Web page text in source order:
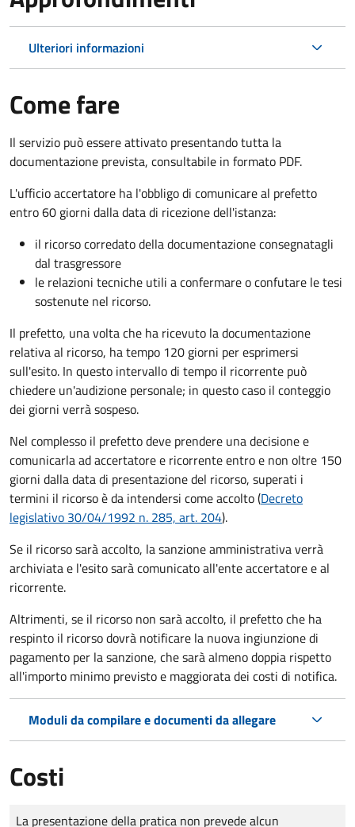
Ulteriori informazioni
Come fare
Il servizio può essere attivato presentando tutta la
documentazione prevista, consultabile in formato PDF.
L'ufficio accertatore ha l'obbligo di comunicare al prefetto
entro 60 giorni dalla data di ricezione dell'istanza:
il ricorso corredato della documentazione consegnatagli
dal trasgressore
le relazioni tecniche utili a confermare o confutare le tesi
sostenute nel ricorso.
Il prefetto, una volta che ha ricevuto la documentazione
relativa al ricorso, ha tempo 120 giorni per esprimersi
sull'esito. In questo intervallo di tempo il ricorrente può
chiedere un'audizione personale; in questo caso il conteggio
dei giorni verrà sospeso.
Nel complesso il prefetto deve prendere una decisione e
comunicarla ad accertatore e ricorrente entro e non oltre 150
giorni dalla data di presentazione del ricorso, superati i
termini il ricorso è da intendersi come accolto (Decreto
legislativo 30/04/1992 n. 285, art. 204).
Se il ricorso sarà accolto, la sanzione amministrativa verrà
archiviata e l'esito sarà comunicato all'ente accertatore e al
ricorrente.
Altrimenti, se il ricorso non sarà accolto, il prefetto che ha
respinto il ricorso dovrà notificare la nuova ingiunzione di
pagamento per la sanzione, che sarà almeno doppia rispetto
all'importo minimo previsto e maggiorata dei costi di notifica.
Moduli da compilare e documenti da allegare
Costi
Tipo di pagamento
Importo
La presentazione della pratica non prevede alcun